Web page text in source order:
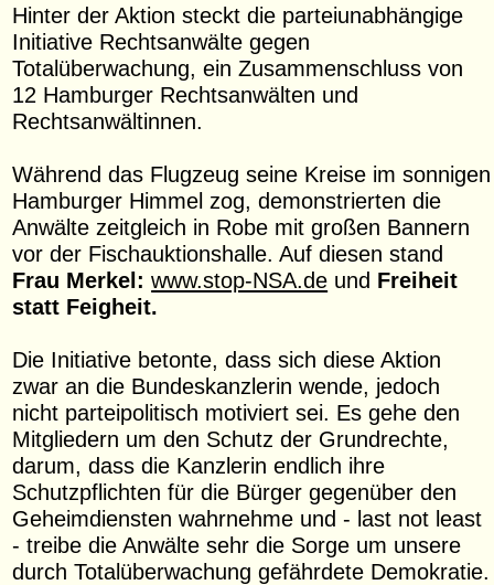
Hinter der Aktion steckt die parteiunabhängige
Initiative Rechtsanwälte gegen
Totalüberwachung, ein Zusammenschluss von
12 Hamburger Rechtsanwälten und
Rechtsanwältinnen.
Während das Flugzeug seine Kreise im sonnigen
Hamburger Himmel zog, demonstrierten die
Anwälte zeitgleich in Robe mit großen Bannern
vor der Fischauktionshalle. Auf diesen stand
Frau Merkel: www.stop-NSA.de und Freiheit
statt Feigheit.
Die Initiative betonte, dass sich diese Aktion
zwar an die Bundeskanzlerin wende, jedoch
nicht parteipolitisch motiviert sei. Es gehe den
Mitgliedern um den Schutz der Grundrechte,
darum, dass die Kanzlerin endlich ihre
Schutzpflichten für die Bürger gegenüber den
Geheimdiensten wahrnehme und - last not least
- treibe die Anwälte sehr die Sorge um unsere
durch Totalüberwachung gefährdete Demokratie.